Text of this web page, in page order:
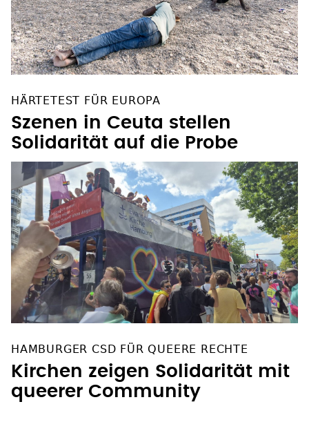
HÄRTETEST FÜR EUROPA
Szenen in Ceuta stellen
Solidarität auf die Probe
HAMBURGER CSD FÜR QUEERE RECHTE
Kirchen zeigen Solidarität mit
queerer Community